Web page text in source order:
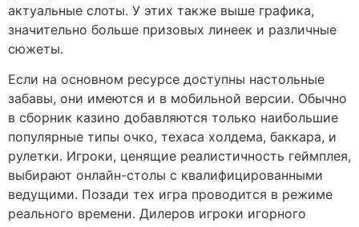
актуальные слоты. У этих также выше графика,
значительно больше призовых линеек и различные
сюжеты.
Если на основном ресурсе доступны настольные
забавы, они имеются и в мобильной версии. Обычно
в сборник казино добавляются только наибольшие
популярные типы очко, техаса холдема, баккара, и
рулетки. Игроки, ценящие реалистичность геймплея,
выбирают онлайн-столы с квалифицированными
ведущими. Позади тех игра проводится в режиме
реального времени. Дилеров игроки игорного